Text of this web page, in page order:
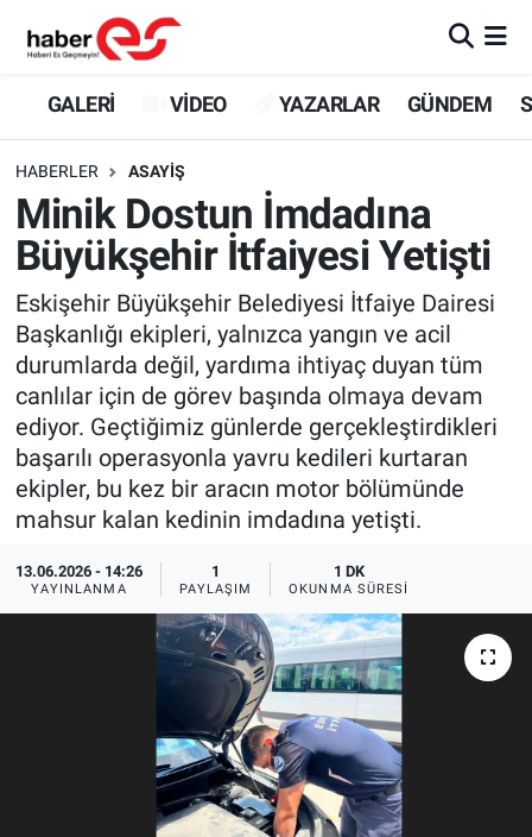
GALERİ VİDEO YAZARLAR GÜNDEM
HABERLER ASAYİŞ
Minik Dostun İmdadına
Büyükşehir İtfaiyesi Yetişti
Eskişehir Büyükşehir Belediyesi İtfaiye Dairesi
Başkanlığı ekipleri, yalnızca yangın ve acil
durumlarda değil, yardıma ihtiyaç duyan tüm
canlılar için de görev başında olmaya devam
ediyor. Geçtiğimiz günlerde gerçekleştirdikleri
başarılı operasyonla yavru kedileri kurtaran
ekipler, bu kez bir aracın motor bölümünde
mahsur kalan kedinin imdadına yetişti.
13.06.2026 - 14:26
YAYINLANMA
1
PAYLAŞIM
1 DK
OKUNMA SÜRESI
GALERİ
YAZARLAR
GÜNDEM
SİYASET
TEKNOLOJİ
EKONOMİ
SPOR
ASAYİŞ
Eskişehir Nöbetçi Eczaneler
Eskişehir Trafik Yoğunluk Haritası
Süper Lig Puan Durumu ve Fikstür
Tüm Manşetler
Son Dakika Haberleri
Haber Arşivi